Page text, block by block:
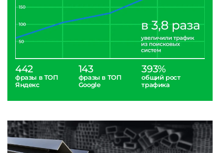
442
фразы в ТОП
Яндекс
143
фразы в ТОП
Google
393%
общий рост
трафика